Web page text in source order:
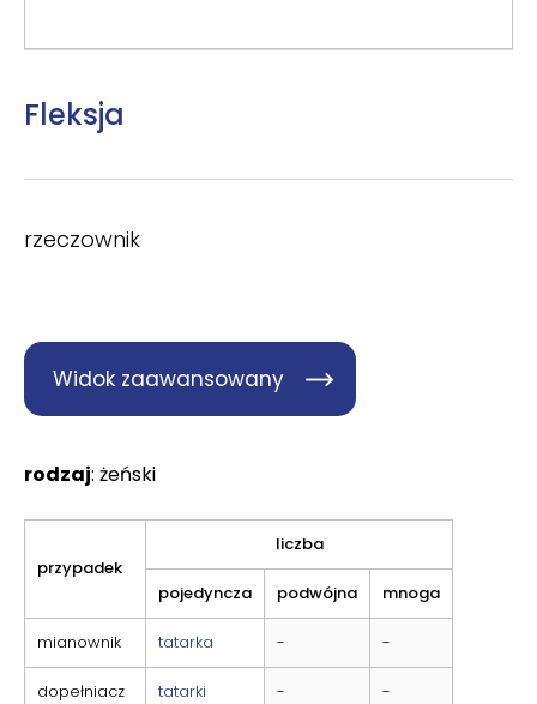
Fleksja
rzeczownik
Widok zaawansowany
rodzaj: żeński
przypadek
liczba
pojedyncza podwójna mnoga
mianownik tatarka - -
dopełniacz tatarki - -